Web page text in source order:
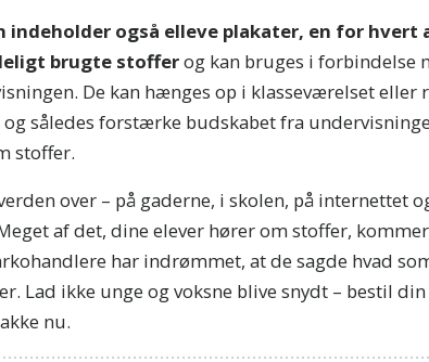
indeholder også elleve plakater, en for hvert
brugte stofferog kan bruges i forbindelse
De kan hænges op i klasseværelset eller
og således forstærke budskabet fra
stoffer.
over – på gaderne, i skolen, på internettet
af det, dine elever hører om stoffer,
har indrømmet, at de sagde hvad
Lad ikke unge og voksne blive snydt – bestil
nu.
DIG FOR AT FÅ OPDATERINGER OG
MÅDER AT HJÆLPE PÅ
om stoffer-nyhederne, og få vores
i din indbakke.